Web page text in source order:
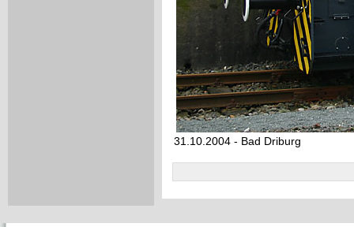
31.10.2004 - Bad Driburg